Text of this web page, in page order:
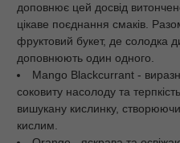
доповнює цей досвід
цікаве поєднання смаків.
фруктовий букет, де солодка
доповнюють один одного.
Mango Blackcurrant -
соковиту насолоду та
вишукану кислинку,
кислим.